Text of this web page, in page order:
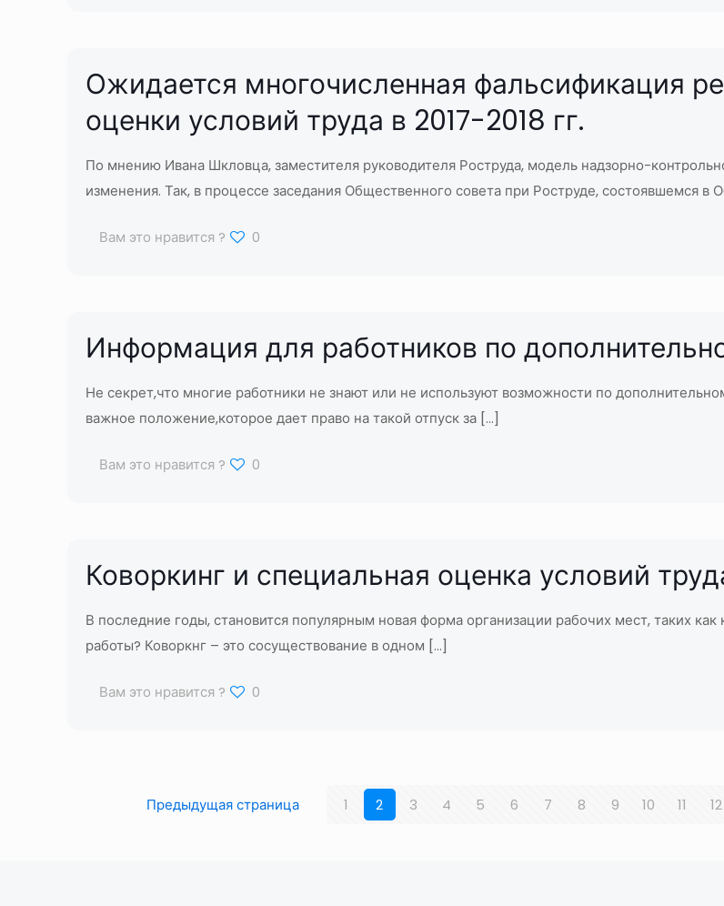
Ожидается многочисленная фальсификация
оценки условий труда в 2017-2018 гг.
По мнению Ивана Шкловца, заместителя руководителя Роструда, модель надзорно-
изменения. Так, в процессе заседания Общественного совета при Роструде, состоявшемся в
Вам это нравится ? 0
Информация для работников по
Не секрет,что многие работники не знают или не используют возможности по
важное положение,которое дает право на такой отпуск за […]
Вам это нравится ? 0
Коворкинг и специальная оценка условий
В последние годы, становится популярным новая форма организации рабочих мест, таких
работы? Коворкнг – это сосуществование в одном […]
Вам это нравится ? 0
Предыдущая страница 1 2 3 4 5 6 7 8 9 10 11 12